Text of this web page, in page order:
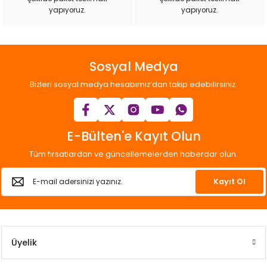
yapıyoruz.
yapıyoruz.
Sosyal Medya
Bizleri sosyal medya hesabımız’dan takip edebilirsiniz.
E-Bülten'e Kayıt Olun
Tüm fırsatlardan ve güncellemelerden haberdar olun.
Kayıt Ol
Üyelik